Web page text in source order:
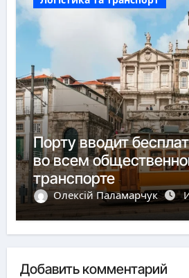
Порту вводит
во всем
транспорте
Олексій Паламарчук
Добавить комментарий